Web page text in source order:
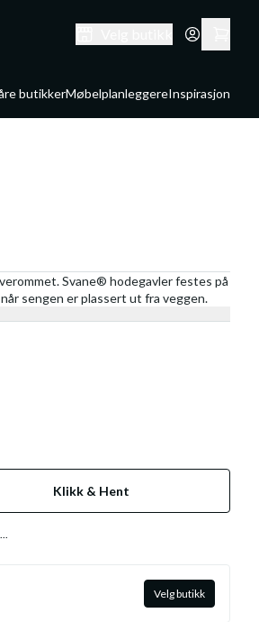
butikkerMøbelplanleggereInspirasjon
Svane® hodegavler festes på
sengen er plassert ut fra veggen.
Klikk & Hent
Velg butikk